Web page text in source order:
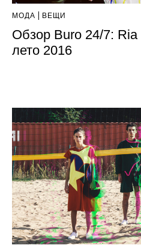
МОДА ВЕЩИ
Обзор Buro 24/7: Ria
лето 2016